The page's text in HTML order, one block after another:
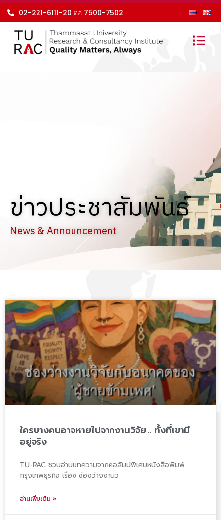
Skip
02-221-6111-20 ต่อ 7500-7502
ข่าวประชาสัมพันธ์​
News & Announcement
ใครบางคนอาจหายไปจากงานวิจัย… ทั้งที่เขามี
อยู่จริง
TU-RAC ชวนอ่านบทความจากคอลัมน์พิเศษหนังสือพิมพ์
กรุงเทพธุรกิจ เรื่อง ช่องว่างงานว
อ่านเพิ่มเติม »
P
a
g
e
P
g
e
P
a
g
e
P
a
g
e
P
a
g
e